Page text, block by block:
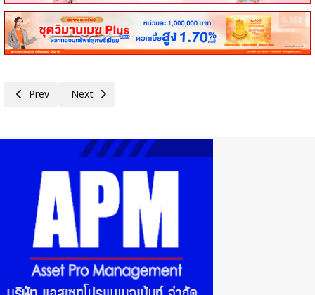
Previous article: คอหุ้น Investor Guide 29 พฤษภาคม 2569 - 1
Prev Next article: คอหุ้น Power Time 29 พฤษภาคม 2569 - 2
Next